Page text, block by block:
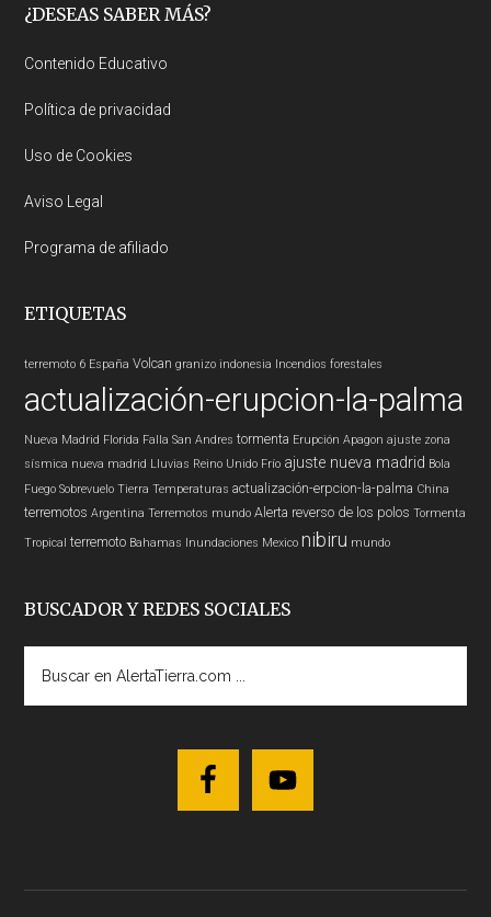
Footer
¿DESEAS SABER MÁS?
Contenido Educativo
Política de privacidad
Uso de Cookies
Aviso Legal
Programa de afiliado
ETIQUETAS
terremoto 6 España Volcan granizo indonesia Incendios forestales
actualización-erupcion-la-palma
Nueva Madrid Florida Falla San Andres tormenta Erupción Apagon ajuste zona
sísmica nueva madrid Lluvias Reino Unido Frío ajuste nueva madrid Bola
Fuego Sobrevuelo Tierra Temperaturas actualización-erpcion-la-palma China
terremotos Argentina Terremotos mundo Alerta reverso de los polos Tormenta
Tropical terremoto Bahamas Inundaciones Mexico nibiru mundo
BUSCADOR Y REDES SOCIALES
AlertaTierra.com